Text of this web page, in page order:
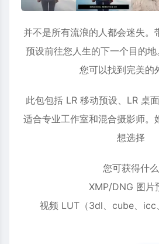
并不是所有流浪的人都会迷失。
预设前往您人生的下一个目的
您可以找到完美的
此包包括 LR 移动预设、LR 桌
适合专业工作室和混合摄影师。
想选择
您可获得什么
XMP/DNG 图片
视频 LUT（3dl、cube、icc